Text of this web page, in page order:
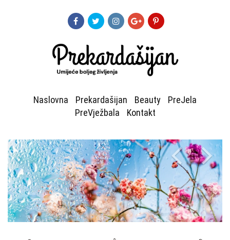
Naslovna Prekardašijan Beauty
PreJela
PreVježbala
Kontakt